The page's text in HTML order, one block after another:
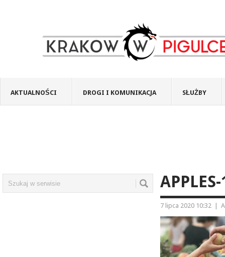
AKTUALNOŚCI DROGI I KOMUNIKACJA SŁUŻBY
7 lipca 2020 10:32